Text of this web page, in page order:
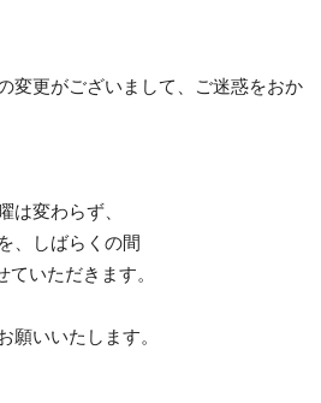
変更がございまして、ご迷惑をおか
は変わらず、
、しばらくの間
ていただきます。
願いいたします。